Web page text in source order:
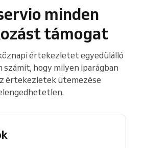
minden
támogat
értekezletet egyedülálló
számít, hogy milyen iparágban
értekezletek ütemezése